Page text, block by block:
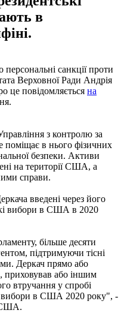
в
санкції проти
Верховної Ради Андрія
це повідомляється на
з контролю за
поміщає в нього фізичних
безпеки. Активи
на території США, а
справи.
введені через його
вибори в США в 2020
більше десяти
підтримуючи тісні
Деркач прямо або
приховував або іншим
втручання у спробі
вибори в США 2020 року", -
США.